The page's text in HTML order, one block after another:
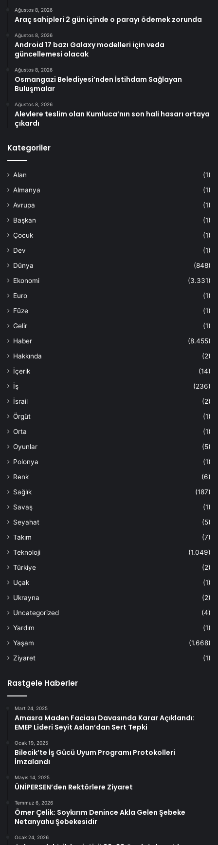
Ağustos 8, 2026
Araç sahipleri 2 gün içinde o parayı ödemek zorunda
Ağustos 8, 2026
Android 17 bazı Galaxy modelleri için veda
güncellemesi olacak
Ağustos 8, 2026
Osmangazi Belediyesi’nden İstihdam Sağlayan
Buluşmalar
Ağustos 8, 2026
Alevlere teslim olan Kumluca’nın son hali hasarı ortaya
çıkardı
Kategoriler
Alan
(1)
Almanya
(1)
Avrupa
(1)
Başkan
(1)
Çocuk
(1)
Dev
(1)
Dünya
(848)
Ekonomi
(3.331)
Euro
(1)
Füze
(1)
Gelir
(1)
Haber
(8.455)
Hakkında
(2)
İçerik
(14)
İş
(236)
İsrail
(2)
Örgüt
(1)
Orta
(1)
Oyunlar
(5)
Polonya
(1)
Renk
(6)
Sağlık
(187)
Savaş
(1)
Seyahat
(5)
Takım
(7)
Teknoloji
(1.049)
Türkiye
(2)
Uçak
(1)
Ukrayna
(2)
Uncategorized
(4)
Yardım
(1)
Yaşam
(1.668)
Ziyaret
(1)
Rastgele Haberler
Mart 24, 2025
Amasra Maden Faciası Davasında Karar Açıklandı:
EMEP Lideri Seyit Aslan’dan Sert Tepki
Ocak 19, 2025
Bilecik’te İş Gücü Uyum Programı Protokolleri
İmzalandı
Mayıs 14, 2025
ÜNİPERSEN’den Rektörlere Ziyaret
Temmuz 6, 2026
Ömer Çelik: Soykırım Denince Akla Gelen Şebeke
Netanyahu Şebekesidir
Ocak 24, 2026